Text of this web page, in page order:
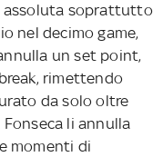
assoluta soprattutto
nel decimo game,
un set point,
rimettendo
da solo oltre
li annulla
momenti di